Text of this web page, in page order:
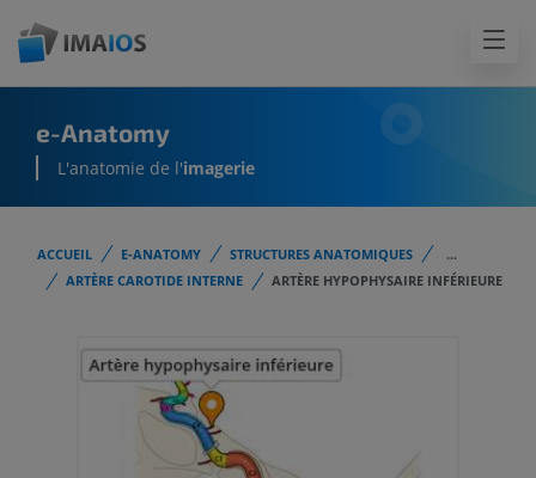
e-Anatomy
L'anatomie de l'imagerie
ACCUEIL E-ANATOMY STRUCTURES ANATOMIQUES
...
ARTÈRE CAROTIDE INTERNE
ARTÈRE HYPOPHYSAIRE INFÉRIEURE